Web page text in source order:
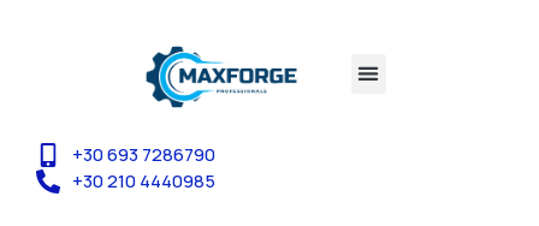
+30 693 7286790
+30 210 4440985